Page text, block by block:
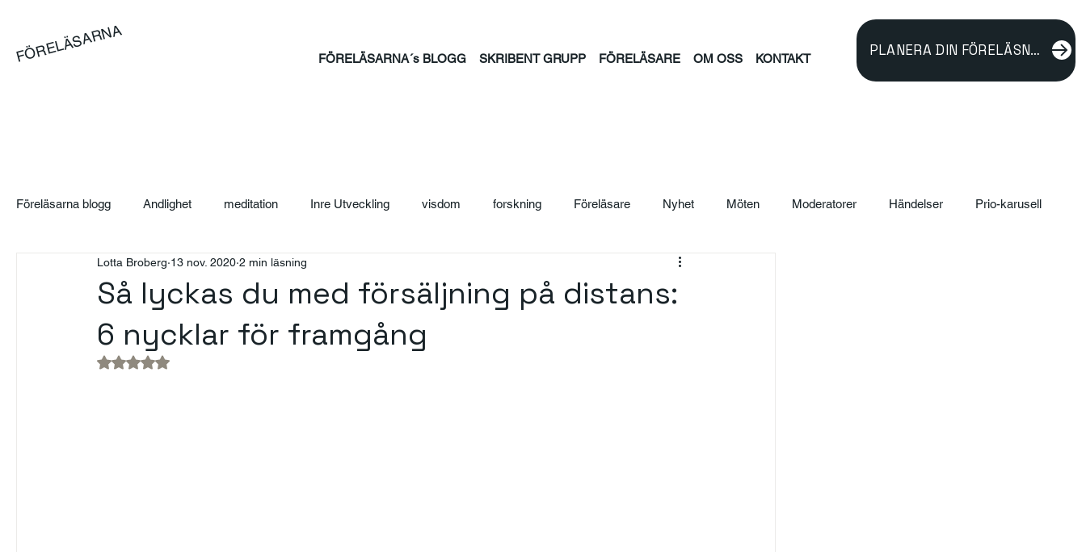
FÖRELÄSARNA FÖRELÄSARNA´s BLOGG SKRIBENT GRUPP FÖRELÄSARE OM OSS KONTAKT PLANERA DIN FÖRELÄSNING
Föreläsarna blogg Andlighet meditation Inre Utveckling visdom forskning Föreläsare Nyhet Möten Moderatorer Händelser Prio-karusell
Artikel Case Sales Bootcamp
SAJ Boka Föreläsare - Blogg Event Suicidprevention psykisk hälsa
Så lyckas du med försäljning på distans:
6 nycklar för framgång
Lotta Broberg 13 nov. 2020 2 min läsning
Betygsatt till NaN av 5 stjärnor.